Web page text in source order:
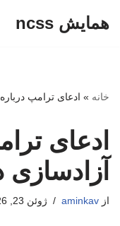
همایش ncss
خانه » ادعای ترامپ
ادعای
آزادسازی
از aminkav ژوئن 23, 2026